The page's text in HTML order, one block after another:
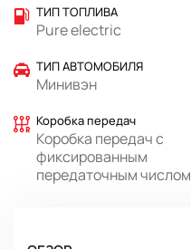
ТИП ТОПЛИВА
Pure electric
ТИП АВТОМОБИЛЯ
Минивэн
Коробка передач
Коробка передач с
фиксированным
передаточным числом